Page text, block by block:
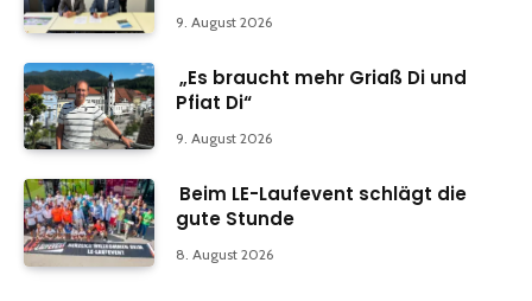
9. August 2026
„Es braucht mehr Griaß Di und
Pfiat Di“
9. August 2026
Beim LE-Laufevent schlägt die
gute Stunde
8. August 2026